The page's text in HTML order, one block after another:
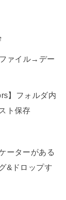
ァイル→デー
】フォルダ内
ト保存
ーターがある
&ドロップす